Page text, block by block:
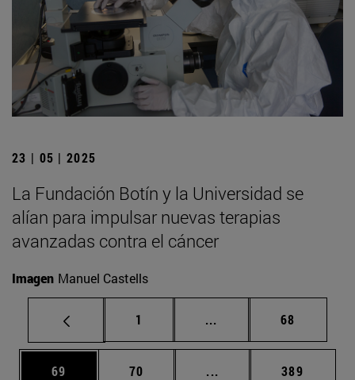
23 | 05 | 2025
La Fundación Botín y la Universidad se
alían para impulsar nuevas terapias
avanzadas contra el cáncer
Imagen Manuel Castells
Página
1 ... Páginas intermedias
Página
68
Página
69 Página
70 ... Páginas intermedias
Página
389